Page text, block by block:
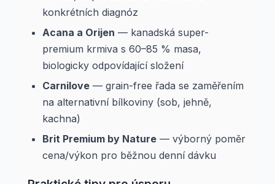
konkrétních diagnóz
Acana a Orijen — kanadská super-
premium krmiva s 60–85 % masa,
biologicky odpovídající složení
Carnilove — grain-free řada se zaměřením
na alternativní bílkoviny (sob, jehně,
kachna)
Brit Premium by Nature — výborný poměr
cena/výkon pro běžnou denní dávku